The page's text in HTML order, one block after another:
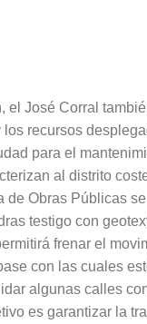
el José Corral
recursos
para el
al distrito
de Obras Públicas
testigo con
frenar el
con las cuales
algunas calles
es garantizar la